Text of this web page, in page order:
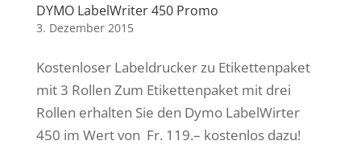
DYMO LabelWriter 450 Promo
3. Dezember 2015
Kostenloser Labeldrucker zu Etikettenpaket
mit 3 Rollen Zum Etikettenpaket mit drei
Rollen erhalten Sie den Dymo LabelWirter
450 im Wert von Fr. 119.– kostenlos dazu!